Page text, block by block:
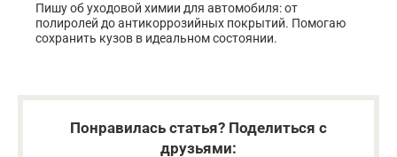
Пишу об уходовой химии для автомобиля: от
полиролей до антикоррозийных покрытий. Помогаю
сохранить кузов в идеальном состоянии.
Понравилась статья? Поделиться с
друзьями: